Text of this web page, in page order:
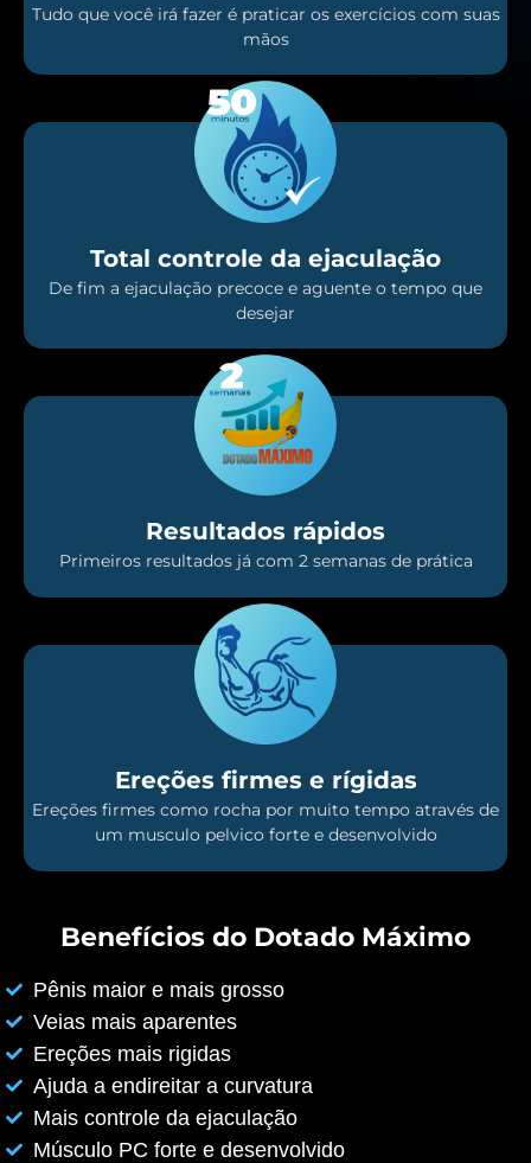
Tudo que você irá fazer é praticar os exercícios com suas
mãos
Total controle da ejaculação
De fim a ejaculação precoce e aguente o tempo que
desejar
Resultados rápidos
Primeiros resultados já com 2 semanas de prática
Ereções firmes e rígidas
Ereções firmes como rocha por muito tempo através de
um musculo pelvico forte e desenvolvido
Benefícios do Dotado Máximo
Pênis maior e mais grosso
Veias mais aparentes
Ereções mais rigidas
Ajuda a endireitar a curvatura
Mais controle da ejaculação
Músculo PC forte e desenvolvido